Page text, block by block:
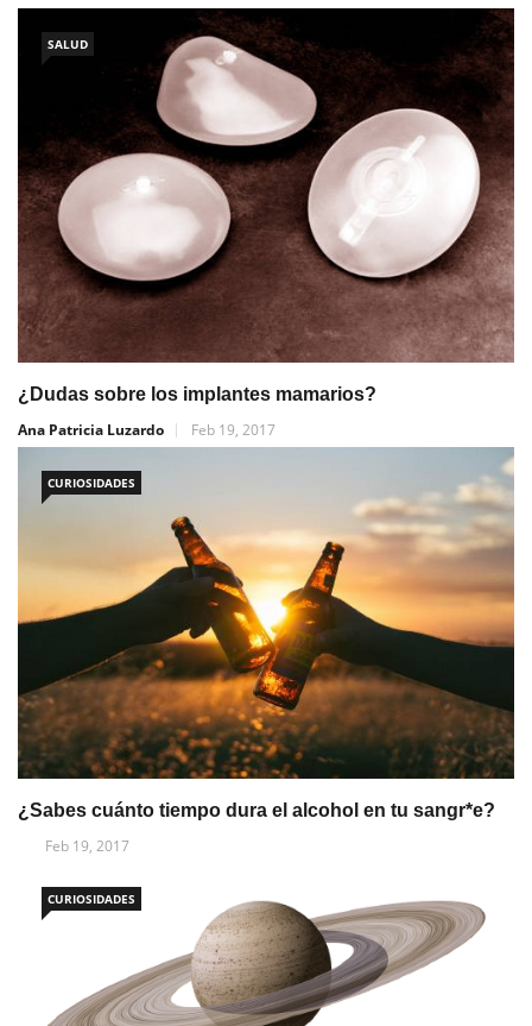
SALUD
¿Dudas sobre los implantes mamarios?
Ana Patricia Luzardo
Feb 19, 2017
CURIOSIDADES
¿Sabes cuánto tiempo dura el alcohol en tu sangr*e?
Feb 19, 2017
CURIOSIDADES